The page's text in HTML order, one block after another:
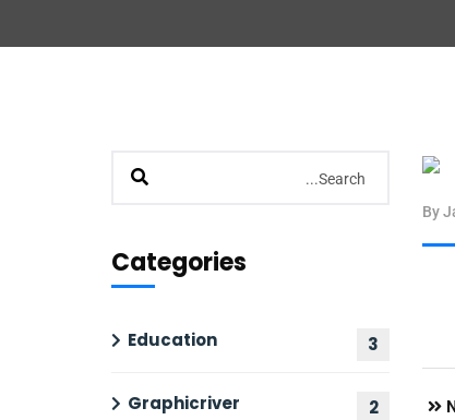
By
Categories
Education 3
Graphicriver 2